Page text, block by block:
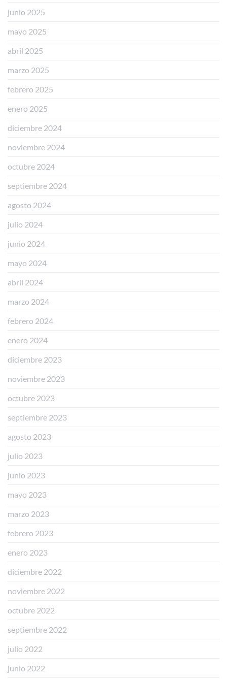
junio 2025
mayo 2025
abril 2025
marzo 2025
febrero 2025
enero 2025
diciembre 2024
noviembre 2024
octubre 2024
septiembre 2024
agosto 2024
julio 2024
junio 2024
mayo 2024
abril 2024
marzo 2024
febrero 2024
enero 2024
diciembre 2023
noviembre 2023
octubre 2023
septiembre 2023
agosto 2023
julio 2023
junio 2023
mayo 2023
marzo 2023
febrero 2023
enero 2023
diciembre 2022
noviembre 2022
octubre 2022
septiembre 2022
julio 2022
junio 2022